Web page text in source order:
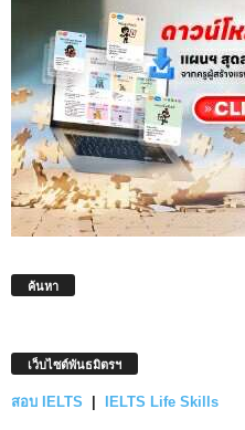
ค้นหา
เว็บไซต์พันธมิตรฯ
สอบ IELTS | IELTS Life Skills